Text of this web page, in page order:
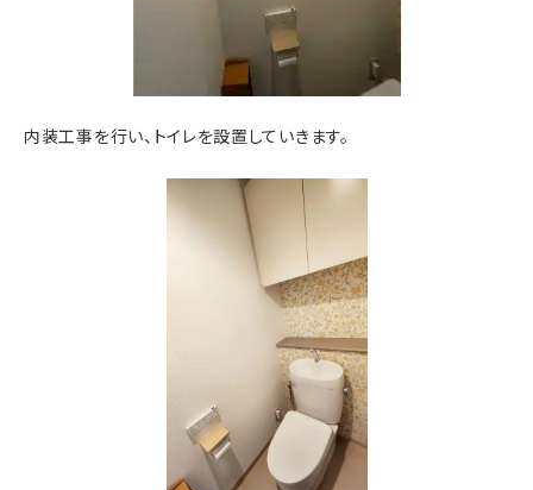
内装工事を行い、トイレを設置していきます。